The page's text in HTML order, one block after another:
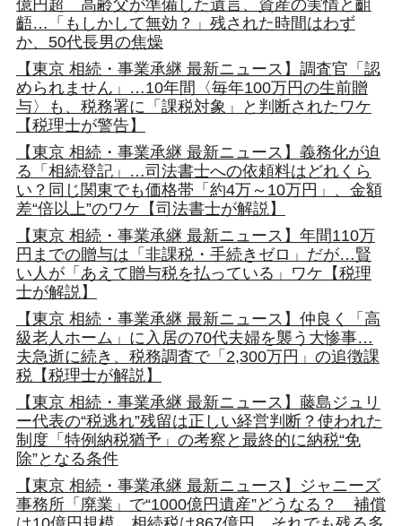
億円超 高齢父が準備した遺言、資産の実情と齟
齬…「もしかして無効？」残された時間はわず
か、50代長男の焦燥
【東京 相続・事業承継 最新ニュース】調査官「認
められません」…10年間〈毎年100万円の生前贈
与〉も、税務署に「課税対象」と判断されたワケ
【税理士が警告】
【東京 相続・事業承継 最新ニュース】義務化が迫
る「相続登記」…司法書士への依頼料はどれくら
い？同じ関東でも価格帯「約4万～10万円」、金額
差“倍以上”のワケ【司法書士が解説】
【東京 相続・事業承継 最新ニュース】年間110万
円までの贈与は「非課税・手続きゼロ」だが…賢
い人が「あえて贈与税を払っている」ワケ【税理
士が解説】
【東京 相続・事業承継 最新ニュース】仲良く「高
級老人ホーム」に入居の70代夫婦を襲う大惨事…
夫急逝に続き、税務調査で「2,300万円」の追徴課
税【税理士が解説】
【東京 相続・事業承継 最新ニュース】藤島ジュリ
ー代表の“税逃れ”残留は正しい経営判断？使われた
制度「特例納税猶予」の考察と最終的に納税“免
除”となる条件
【東京 相続・事業承継 最新ニュース】ジャニーズ
事務所「廃業」で“1000億円遺産”どうなる？ 補償